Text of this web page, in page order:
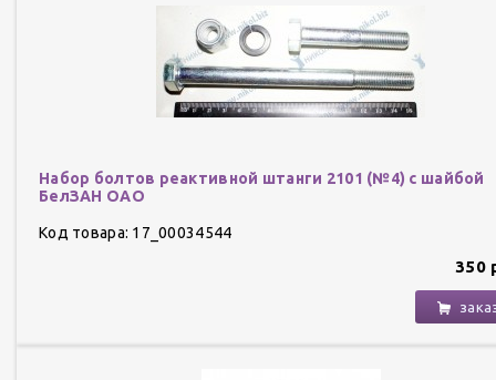
Набор болтов реактивной штанги 2101 (№4) с шайбой
БелЗАН ОАО
Код товара: 17_00034544
350